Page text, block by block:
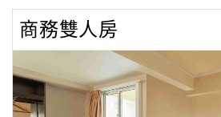
商務雙人房